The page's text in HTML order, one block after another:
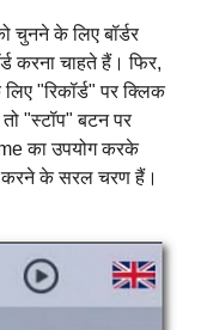
चुनने के लिए बॉर्डर
करना चाहते हैं। फिर,
"रिकॉर्ड" पर क्लिक
"स्टॉप" बटन पर
का उपयोग करके
करने के सरल चरण हैं।